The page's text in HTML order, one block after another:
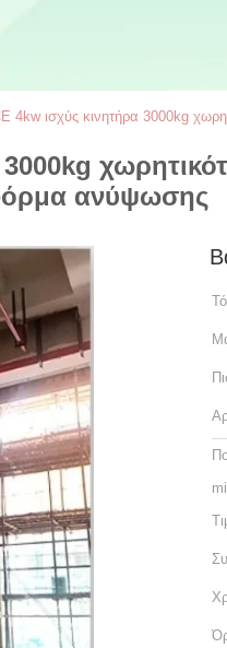
4kw ισχύς κινητήρα 3000kg
ανύψωσης